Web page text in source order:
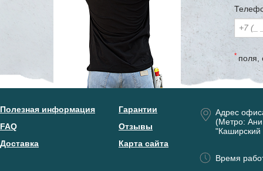
* поля,
Полезная информация
FAQ
Доставка
Гарантии
Отзывы
Карта сайта
Адрес
(Метро:
Время